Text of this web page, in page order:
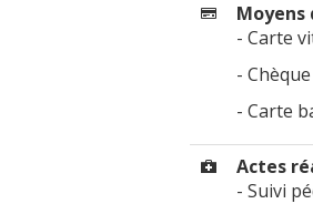
Moyens
- Carte
-
- Carte
Actes
- Suivi